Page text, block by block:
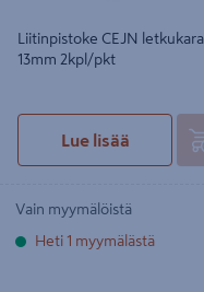
Liitinpistoke CEJN letkukara
13mm 2kpl/pkt
Lue lisää
Vain myymälöistä
Heti 1 myymälästä